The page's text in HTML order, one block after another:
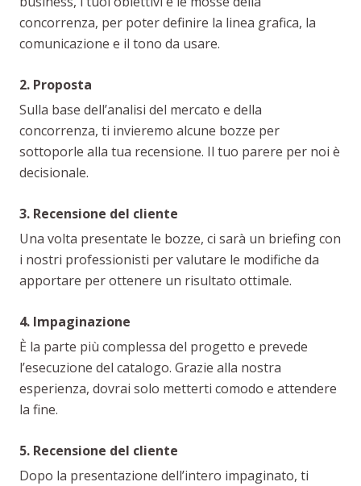
concorrenza, per poter definire la linea grafica, la
comunicazione e il tono da usare.
2. Proposta
Sulla base dell’analisi del mercato e della
concorrenza, ti invieremo alcune bozze per
sottoporle alla tua recensione. Il tuo parere per noi è
decisionale.
3. Recensione del cliente
Una volta presentate le bozze, ci sarà un briefing con
i nostri professionisti per valutare le modifiche da
apportare per ottenere un risultato ottimale.
4. Impaginazione
È la parte più complessa del progetto e prevede
l’esecuzione del catalogo. Grazie alla nostra
esperienza, dovrai solo metterti comodo e attendere
la fine.
5. Recensione del cliente
Dopo la presentazione dell’intero impaginato, ti